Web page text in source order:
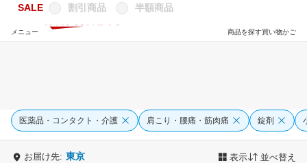
買い物かご
商品を探す
メニュー
SALE 割引商品 半額商品
医薬品・コンタクト・介護 肩こり・腰痛・筋肉痛 錠剤
お届け先: 東京 表示 並べ替え